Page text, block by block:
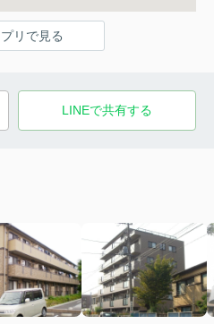
リで見る
LINEで共有する